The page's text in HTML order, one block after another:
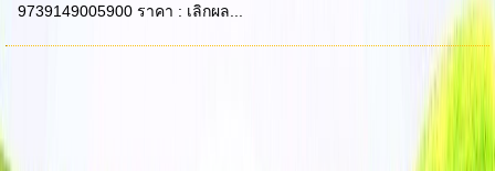
9739149005900 ราคา : เลิกผล...